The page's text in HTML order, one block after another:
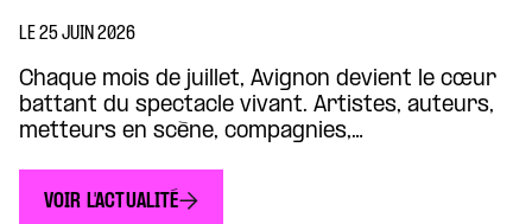
LE 25 JUIN 2026
Chaque mois de juillet, Avignon devient le cœur
battant du spectacle vivant. Artistes, auteurs,
metteurs en scène, compagnies,
pour découvrir les créations qui traversent
notre époque et dessinent les imaginaires de
VOIR L'ACTUALITÉ